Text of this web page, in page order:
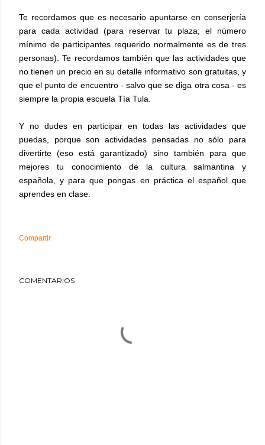
Te recordamos que es necesario apuntarse en conserjería
para cada actividad (para reservar tu plaza; el número
mínimo de participantes requerido normalmente es de tres
personas). Te recordamos también que las actividades que
no tienen un precio en su detalle informativo son gratuitas, y
que el punto de encuentro - salvo que se diga otra cosa - es
siempre la propia escuela Tía Tula.
Y no dudes en participar en todas las actividades que
puedas, porque son actividades pensadas no sólo para
divertirte (eso está garantizado) sino también para que
mejores tu conocimiento de la cultura salmantina y
española, y para que pongas en práctica el español que
aprendes en clase.
Compartir
COMENTARIOS